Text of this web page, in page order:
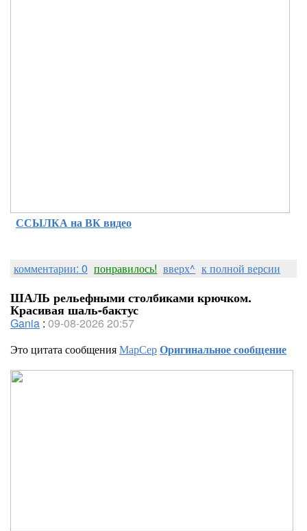
ССЫЛКА на ВК видео
комментарии: 0 понравилось! вверх^ к полной версии
ШАЛЬ рельефными столбиками крючком.
Красивая шаль-бактус
Gania : 09-08-2026 20:57
Это цитата сообщенияМарСерОригинальное сообщение